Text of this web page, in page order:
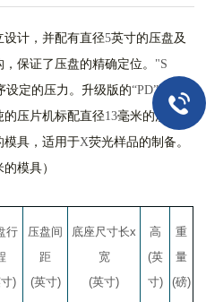
设计，并配有直径5英寸的压盘及
保证了压盘的精确定位。 "S
设定的压力。升级版的“PD”型控
的压片机标配直径13毫米的溴化钾
模具，适用于X荧光样品的制备。
模具）
行
)
压盘间
距
(英寸)
底座尺寸长x
宽
(英寸)
高
(英
寸)
重
量
(磅)